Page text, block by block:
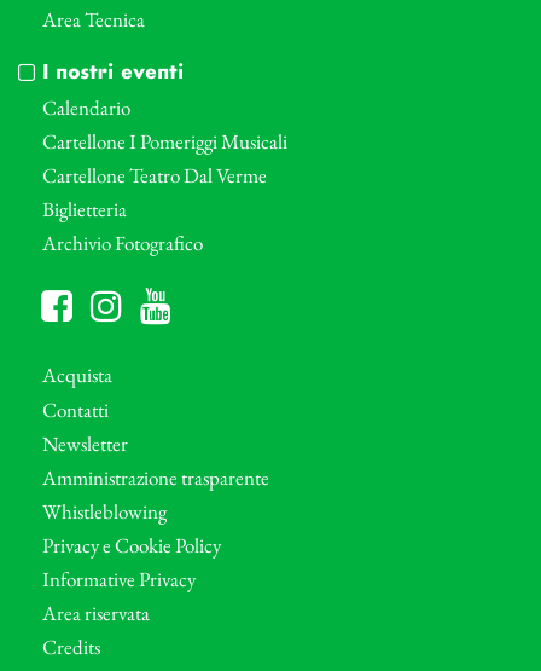
Area Tecnica
I nostri eventi
Calendario
Cartellone I Pomeriggi Musicali
Cartellone Teatro Dal Verme
Biglietteria
Archivio Fotografico
Acquista
Contatti
Newsletter
Amministrazione trasparente
Whistleblowing
Privacy e Cookie Policy
Informative Privacy
Area riservata
Credits